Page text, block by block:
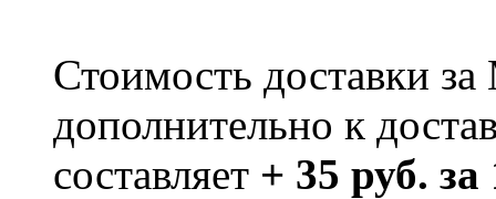
Стоимость доставки
дополнительно к
составляет + 35 руб.